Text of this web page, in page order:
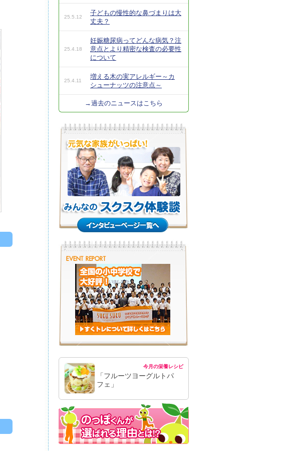
25.5.12
子どもの慢性的な鼻づまりは大
丈夫？
25.4.18
妊娠糖尿病ってどんな病気？注
意点とより精密な検査の必要性
について
25.4.11
増える木の実アレルギー～カ
シューナッツの注意点～
→過去のニュースはこちら
今月の栄養レシピ
「フルーツヨーグルトパ
フェ」